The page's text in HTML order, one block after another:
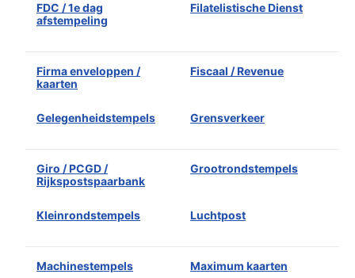
FDC / 1e dag
afstempeling
Filatelistische Dienst
Firma enveloppen /
kaarten
Fiscaal / Revenue
Gelegenheidstempels Grensverkeer
Giro / PCGD /
Rijkspostspaarbank
Grootrondstempels
Kleinrondstempels Luchtpost
Machinestempels Maximum kaarten